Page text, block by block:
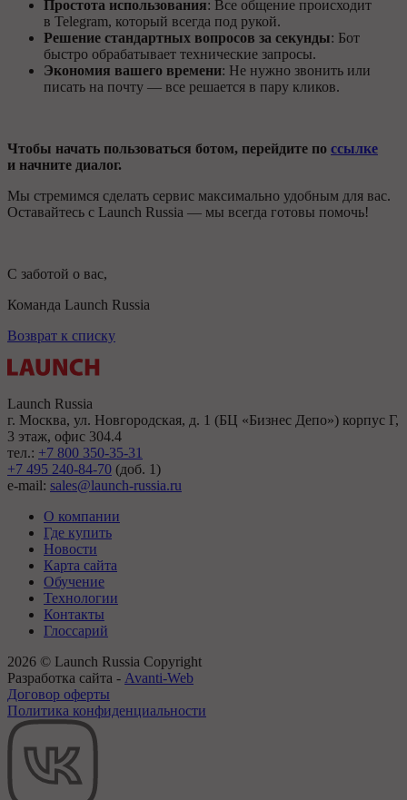
Простота использования: Все общение происходит
в Telegram, который всегда под рукой.
Решение стандартных вопросов за секунды: Бот
быстро обрабатывает технические запросы.
Экономия вашего времени: Не нужно звонить или
писать на почту — все решается в пару кликов.
Чтобы начать пользоваться ботом, перейдите по ссылке
и начните диалог.
Мы стремимся сделать сервис максимально удобным для вас.
Оставайтесь с Launch Russia — мы всегда готовы помочь!
С заботой о вас,
Команда Launch Russia
Возврат к списку
Launch Russia
г. Москва, ул. Новгородская, д. 1 (БЦ «Бизнес Депо») корпус Г,
3 этаж, офис 304.4
тел.: +7 800 350-35-31
+7 495 240-84-70 (доб. 1)
e-mail: sales@launch-russia.ru
О компании
Где купить
Новости
Карта сайта
Обучение
Технологии
Контакты
Глоссарий
2026 © Launch Russia Copyright
Разработка сайта - Avanti-Web
Договор оферты
Политика конфиденциальности